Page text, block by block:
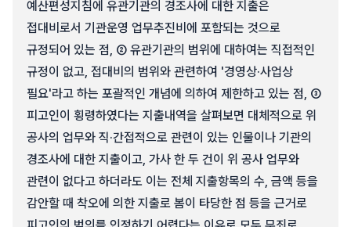
예산편성지침에 유관기관의 경조사에 대한 지출은
접대비로서 기관운영 업무추진비에 포함되는 것으로
규정되어 있는 점, ② 유관기관의 범위에 대하여는 직접적인
규정이 없고, 접대비의 범위와 관련하여 '경영상·사업상
필요'라고 하는 포괄적인 개념에 의하여 제한하고 있는 점, ③
피고인이 횡령하였다는 지출내역을 살펴보면 대체적으로 위
공사의 업무와 직·간접적으로 관련이 있는 인물이나 기관의
경조사에 대한 지출이고, 가사 한 두 건이 위 공사 업무와
관련이 없다고 하더라도 이는 전체 지출항목의 수, 금액 등을
감안할 때 착오에 의한 지출로 봄이 타당한 점 등을 근거로